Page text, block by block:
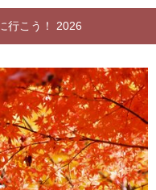
行こう！ 2026